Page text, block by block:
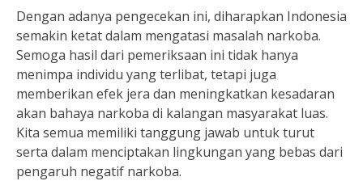
Dengan adanya pengecekan ini, diharapkan Indonesia
semakin ketat dalam mengatasi masalah narkoba.
Semoga hasil dari pemeriksaan ini tidak hanya
menimpa individu yang terlibat, tetapi juga
memberikan efek jera dan meningkatkan kesadaran
akan bahaya narkoba di kalangan masyarakat luas.
Kita semua memiliki tanggung jawab untuk turut
serta dalam menciptakan lingkungan yang bebas dari
pengaruh negatif narkoba.